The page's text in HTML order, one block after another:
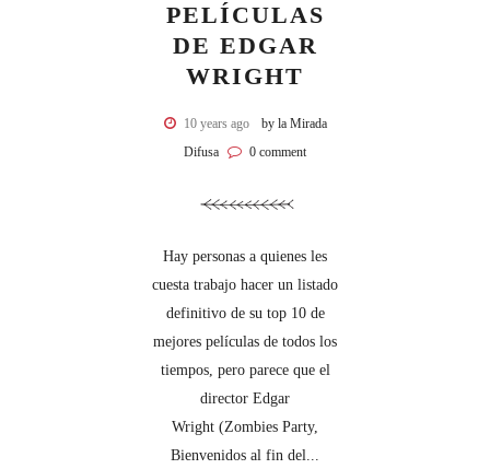
PELÍCULAS
DE EDGAR
WRIGHT
10 years ago
by la Mirada
Difusa
0 comment
Hay personas a quienes les
cuesta trabajo hacer un listado
definitivo de su top 10 de
mejores películas de todos los
tiempos, pero parece que el
director Edgar
Wright (Zombies Party,
Bienvenidos al fin del...